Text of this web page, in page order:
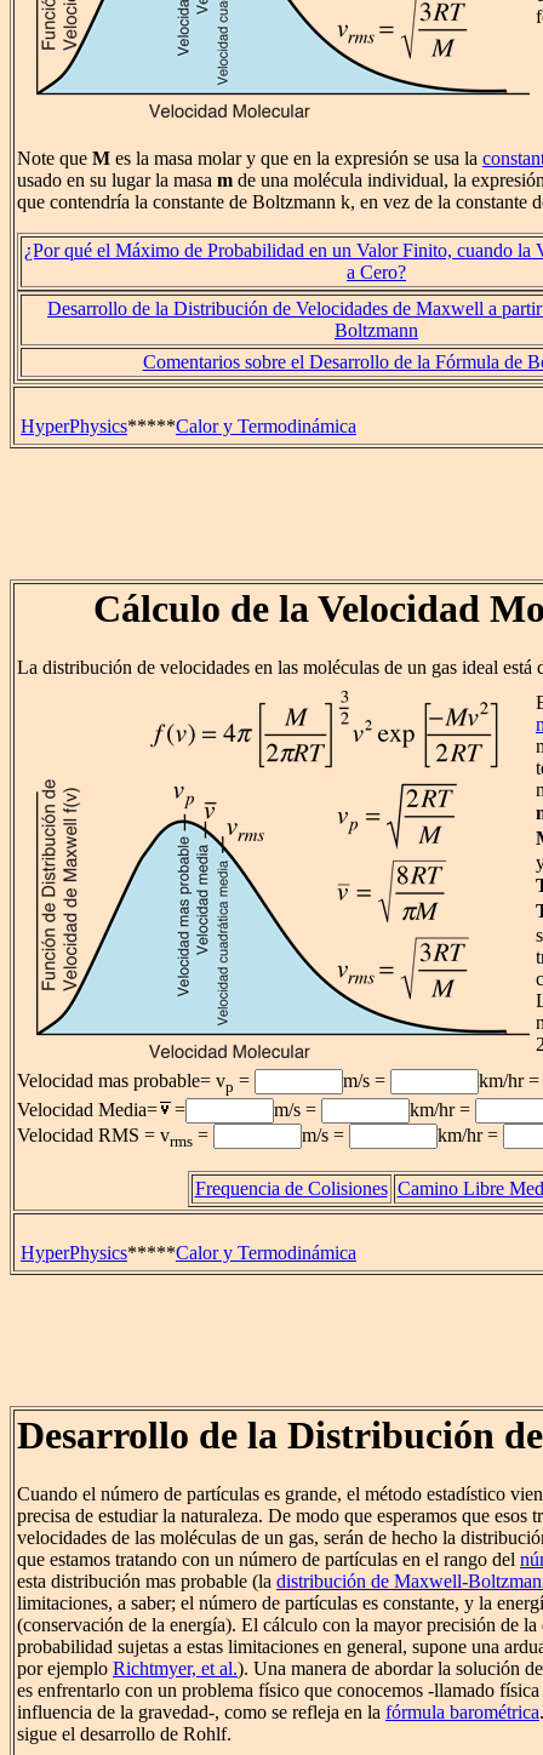
Note que M es la masa molar y que en la expresión se usa la
usado en su lugar la masa m de una molécula individual, la
que contendría la constante de Boltzmann k, en vez de la constante
¿Por qué el Máximo de Probabilidad en un Valor Finito, cuando la
a Cero?
Desarrollo de la Distribución de Velocidades de Maxwell a
Boltzmann
Comentarios sobre el Desarrollo de la Fórmula de
HyperPhysics*****Calor y Termodinámica
Cálculo de la Velocidad
La distribución de velocidades en las moléculas de un gas ideal está
Velocidad mas probable= vp = m/s =
km/hr =
Velocidad Media=
= m/s =
km/hr =
Velocidad RMS = vrms = m/s = km/hr =
Frequencia de Colisiones Camino Libre
HyperPhysics*****Calor y Termodinámica
Desarrollo de la Distribución
Cuando el número de partículas es grande, el método estadístico
precisa de estudiar la naturaleza. De modo que esperamos que esos
velocidades de las moléculas de un gas, serán de hecho la
que estamos tratando con un número de partículas en el rango del
esta distribución mas probable (la distribución de Maxwell-
limitaciones, a saber; el número de partículas es constante, y la
(conservación de la energía). El cálculo con la mayor precisión de
probabilidad sujetas a estas limitaciones en general, supone una
por ejemplo Richtmyer, et al.). Una manera de abordar la solución
es enfrentarlo con un problema físico que conocemos -llamado
influencia de la gravedad-, como se refleja en la fórmula barométrica
sigue el desarrollo de Rohlf.